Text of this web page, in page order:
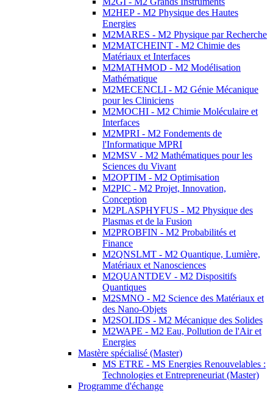
M2HEP - M2 Physique des Hautes
Energies
M2MARES - M2 Physique par Recherche
M2MATCHEINT - M2 Chimie des
Matériaux et Interfaces
M2MATHMOD - M2 Modélisation
Mathématique
M2MECENCLI - M2 Génie Mécanique
pour les Cliniciens
M2MOCHI - M2 Chimie Moléculaire et
Interfaces
M2MPRI - M2 Fondements de
l'Informatique MPRI
M2MSV - M2 Mathématiques pour les
Sciences du Vivant
M2OPTIM - M2 Optimisation
M2PIC - M2 Projet, Innovation,
Conception
M2PLASPHYFUS - M2 Physique des
Plasmas et de la Fusion
M2PROBFIN - M2 Probabilités et
Finance
M2QNSLMT - M2 Quantique, Lumière,
Matériaux et Nanosciences
M2QUANTDEV - M2 Dispositifs
Quantiques
M2SMNO - M2 Science des Matériaux et
des Nano-Objets
M2SOLIDS - M2 Mécanique des Solides
M2WAPE - M2 Eau, Pollution de l'Air et
Energies
Mastère spécialisé (Master)
MS ETRE - MS Energies Renouvelables :
Technologies et Entrepreneuriat (Master)
Programme d'échange